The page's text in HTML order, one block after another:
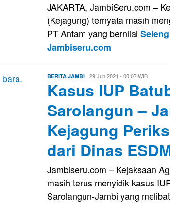
JAKARTA, JambiSeru.com –
(Kejagung) ternyata masih
PT Antam yang bernilai
Jambiseru.com
BERITA JAMBI Eri
Saputra
29 Jun 2021 - 00:07 WIB
Kasus IUP
Sarolangun –
Kejagung
dari Dinas
Jambiseru.com – Kejaksaan
masih terus menyidik kasus
Sarolangun-Jambi yang